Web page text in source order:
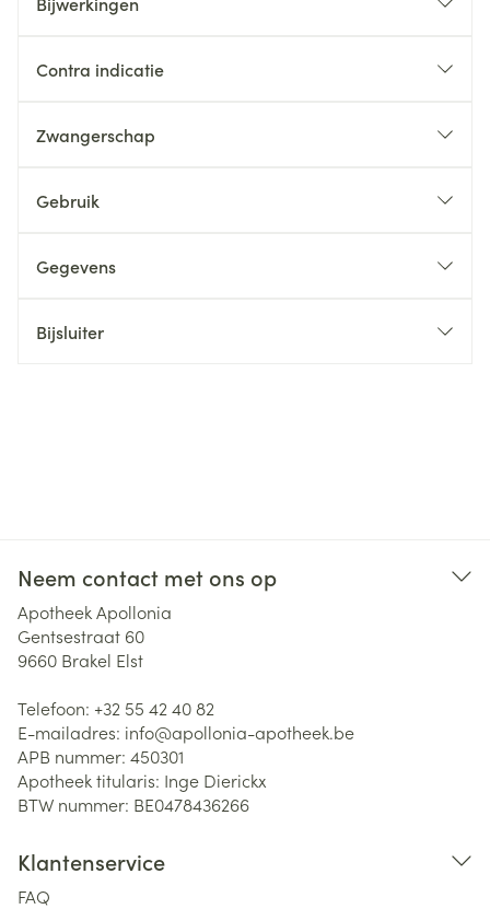
Contra indicatie
Zwangerschap
Gebruik
Gegevens
Bijsluiter
Neem contact met ons op
Apotheek Apollonia
Gentsestraat 60
9660 Brakel Elst
Telefoon: +32 55 42 40 82
E-mailadres: info@apollonia-apotheek.be
APB nummer: 450301
Apotheek titularis: Inge Dierickx
BTW nummer: BE0478436266
Klantenservice
FAQ